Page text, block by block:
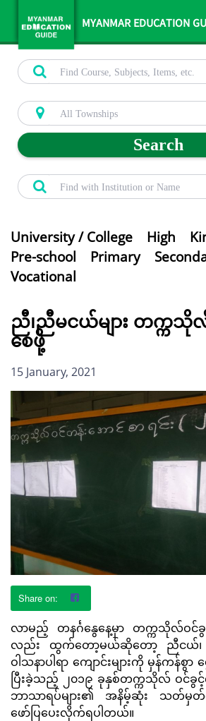
MYANMAR EDUCATION
Search
University / College High
Pre-school
Primary
Vocational
ညီ၊ညီမငယ်များ တက္ကသို
စေဖို့
15 January, 2021
လာမည့် တနင်္ဂနွေနေ့မှာ တက္ကသိုလ်ဝင်
လည်း ထွက်တော့မယ်ဆိုတော့ ညီငယ်၊
ဝါသနာပါရာ ကျောင်းများကို မှန်ကန်စွ
ပြီးခဲ့သည့် ၂၀၁၉ ခုနှစ်တက္ကသိုလ် ဝင်
ဘာသာရပ်များ၏ အနိမ့်ဆုံး သတ်မှ
ဖော်ပြပေးလိုက်ရပါတယ်။